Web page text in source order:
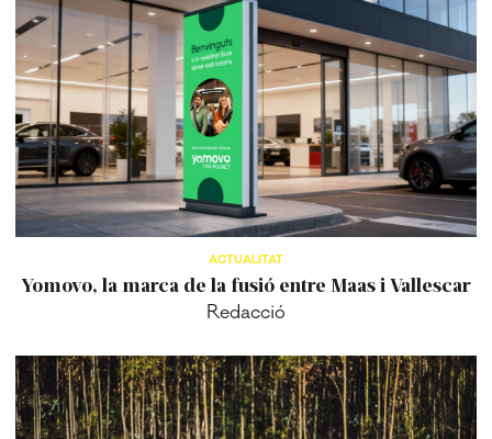
ACTUALITAT
Yomovo, la marca de la fusió entre Maas i Vallescar
Redacció